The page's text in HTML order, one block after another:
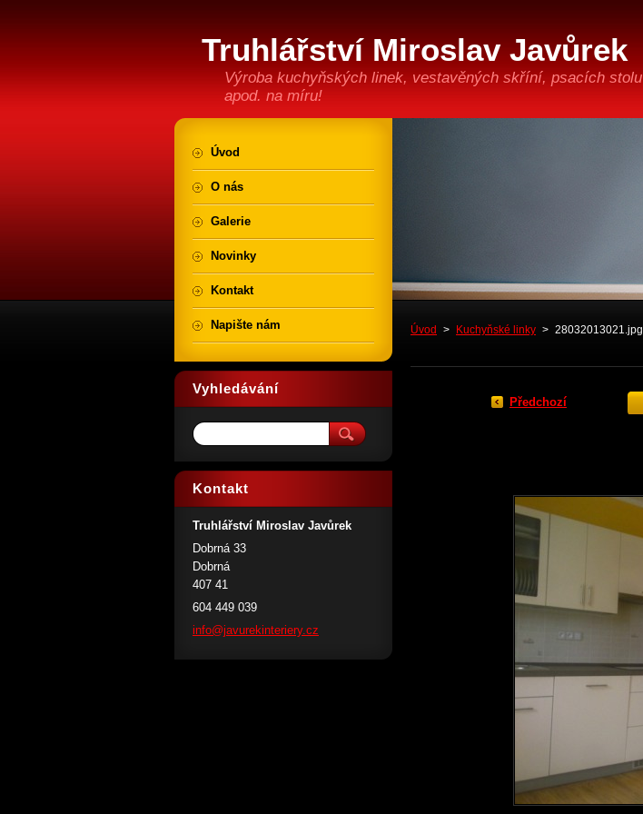
Truhlářství Miroslav Javůrek
Výroba kuchyňských linek, vestavěných skříní, psacích stolu
apod. na míru!
Úvod > Kuchyňské linky > 28032013021.jpg
Předchozí
Úvod
O nás
Galerie
Novinky
Kontakt
Napište nám
Vyhledávání
Kontakt
Truhlářství Miroslav Javůrek
Dobrná 33
Dobrná
407 41
604 449 039
info@javurekinteriery.cz